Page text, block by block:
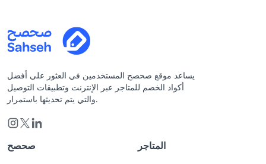
يساعد موقع صحصح المستخدمين في العثور على أفضل
أكواد الخصم للمتاجر عبر الإنترنت وتطبيقات التوصيل
والتي يتم تحديثها باستمرار.
صحصح المتاجر